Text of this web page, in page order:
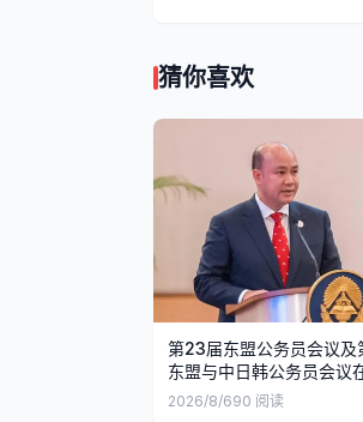
猜你喜欢
第23届东盟公务员会议及
东盟与中日韩公务员会议
举行
2026/8/690 阅读